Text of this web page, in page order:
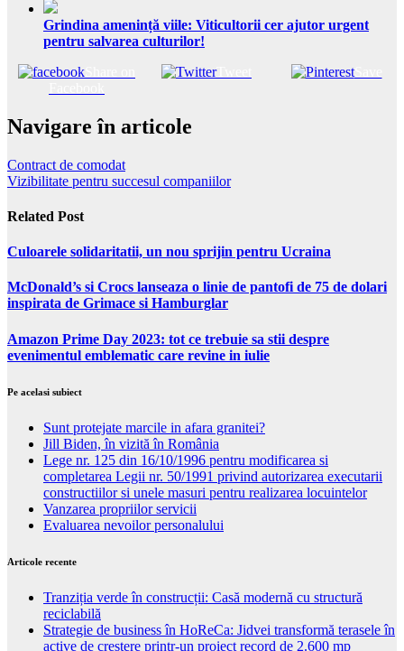
Grindina amenință viile: Viticultorii cer ajutor urgent
pentru salvarea culturilor!
Tweet Save
Navigare în articole
Contract de comodat
Vizibilitate pentru succesul companiilor
Related Post
Culoarele solidaritatii, un nou sprijin pentru Ucraina
McDonald’s si Crocs lanseaza o linie de pantofi de 75 de dolari
inspirata de Grimace si Hamburglar
Amazon Prime Day 2023: tot ce trebuie sa stii despre
evenimentul emblematic care revine in iulie
Pe acelasi subiect
Sunt protejate marcile in afara granitei?
Jill Biden, în vizită în România
Lege nr. 125 din 16/10/1996 pentru modificarea si
completarea Legii nr. 50/1991 privind autorizarea executarii
constructiilor si unele masuri pentru realizarea locuintelor
Vanzarea propriilor servicii
Evaluarea nevoilor personalului
Articole recente
Tranziția verde în construcții: Casă modernă cu structură
reciclabilă
Strategie de business în HoReCa: Jidvei transformă terasele în
active de creștere printr-un proiect record de 2.600 mp